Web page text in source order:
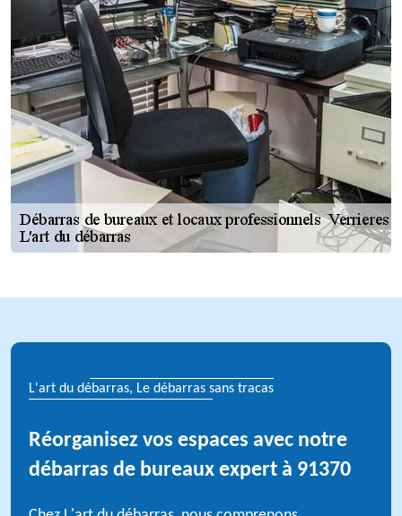
L'art du débarras, Le débarras sans tracas
Réorganisez vos espaces avec notre
débarras de bureaux expert à 91370